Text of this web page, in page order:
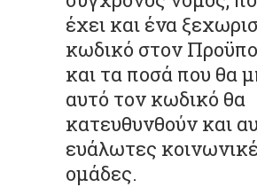
έχει και ένα
κωδικό στον
και τα ποσά που θα
αυτό τον κωδικό θα
κατευθυνθούν και
ευάλωτες
ομάδες.